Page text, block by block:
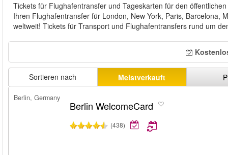
Tickets für Flughafentransfer und Tageskarten für den
Ihren Flughafentransfer für London, New York, Paris, Barcelona,
weltweit! Tickets für Transport und Flughafentransfers rund um
Sortieren nach Meistverkauft
Berlin, Germany
Berlin WelcomeCard
(438)